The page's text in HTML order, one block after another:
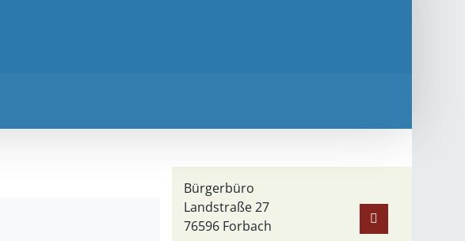
Bürgerbüro
Landstraße 27
76596 Forbach